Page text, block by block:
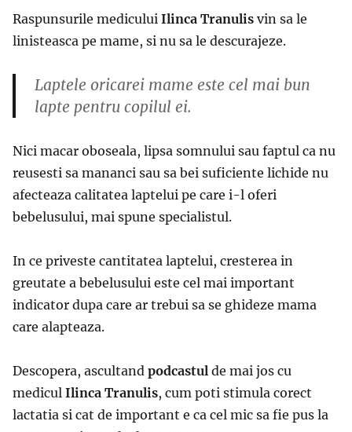
Raspunsurile medicului Ilinca Tranulis vin sa le
linisteasca pe mame, si nu sa le descurajeze.
Laptele oricarei mame este cel mai bun
lapte pentru copilul ei.
Nici macar oboseala, lipsa somnului sau faptul ca nu
reusesti sa mananci sau sa bei suficiente lichide nu
afecteaza calitatea laptelui pe care i-l oferi
bebelusului, mai spune specialistul.
In ce priveste cantitatea laptelui, cresterea in
greutate a bebelusului este cel mai important
indicator dupa care ar trebui sa se ghideze mama
care alapteaza.
Descopera, ascultand podcastul de mai jos cu
medicul Ilinca Tranulis, cum poti stimula corect
lactatia si cat de important e ca cel mic sa fie pus la